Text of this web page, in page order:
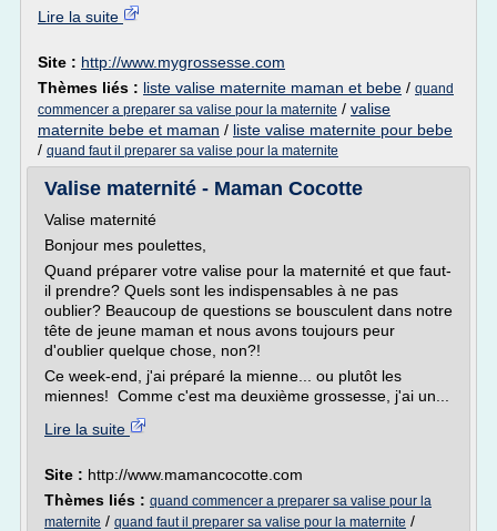
Lire la suite
Site : http://www.mygrossesse.com
Thèmes liés : liste valise maternite maman et bebe / quand
commencer a preparer sa valise pour la maternite / valise
maternite bebe et maman / liste valise maternite pour bebe
/ quand faut il preparer sa valise pour la maternite
Valise maternité - Maman Cocotte
Valise maternité
Bonjour mes poulettes,
Quand préparer votre valise pour la maternité et que faut-
il prendre? Quels sont les indispensables à ne pas
oublier? Beaucoup de questions se bousculent dans notre
tête de jeune maman et nous avons toujours peur
d'oublier quelque chose, non?!
Ce week-end, j'ai préparé la mienne... ou plutôt les
miennes! Comme c'est ma deuxième grossesse, j'ai un...
Lire la suite
Site : http://www.mamancocotte.com
Thèmes liés : quand commencer a preparer sa valise pour la
maternite / quand faut il preparer sa valise pour la maternite /